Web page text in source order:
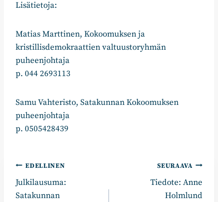
Lisätietoja:
Matias Marttinen, Kokoomuksen ja
kristillisdemokraattien valtuustoryhmän
puheenjohtaja
p. 044 2693113
Samu Vahteristo, Satakunnan Kokoomuksen
puheenjohtaja
p. 0505428439
Artikkelien
selaus
EDELLINEN
Julkilausuma:
Satakunnan
SEURAAVA
Tiedote: Anne
Holmlund